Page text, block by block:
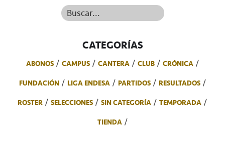
Buscar...
CATEGORÍAS
ABONOS CAMPUS CANTERA CLUB
CRÓNICA
FUNDACIÓN
LIGA ENDESA PARTIDOS
RESULTADOS
ROSTER
SELECCIONES SIN CATEGORÍA
TEMPORADA
TIENDA